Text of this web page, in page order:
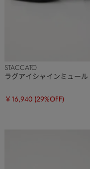
STACCATO
ラグアイシャインミュール
￥16,940 (29%OFF)